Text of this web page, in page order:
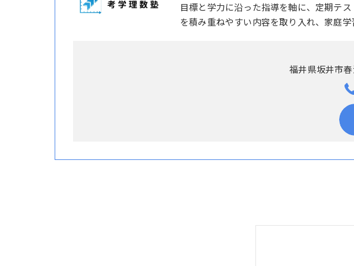
目標と学力に沿った指導を軸に、定期テ
を積み重ねやすい内容を取り入れ、家庭
福井県坂井市